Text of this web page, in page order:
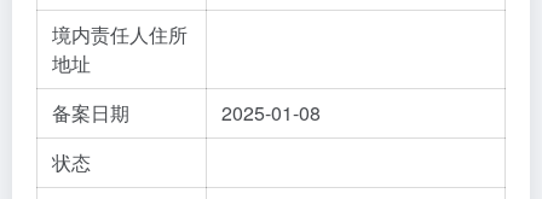
境内责任人住所
地址
备案日期
2025-01-08
状态